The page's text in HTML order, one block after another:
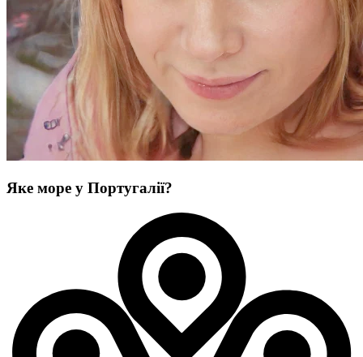
Яке море у Португалії?